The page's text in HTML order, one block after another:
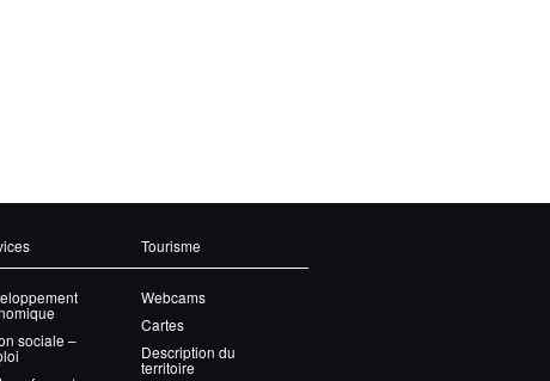
et offres d’emploi
sociale –
Tourisme
Webcams
Cartes
Description du
territoire